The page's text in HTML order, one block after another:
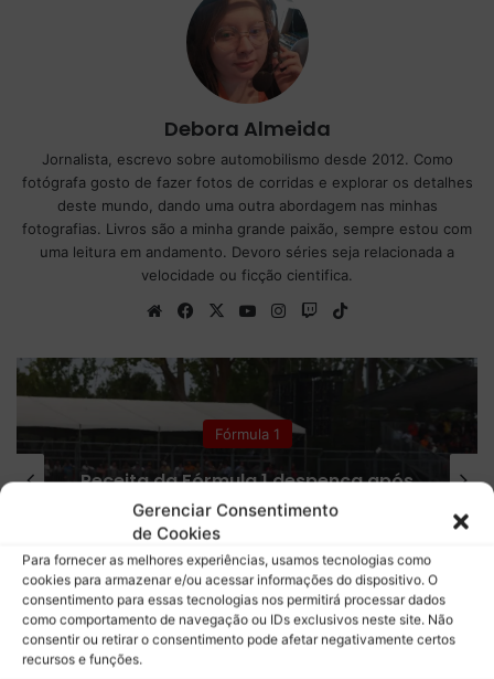
Gerenciar Consentimento
de Cookies
Para fornecer as melhores experiências, usamos tecnologias como
cookies para armazenar e/ou acessar informações do dispositivo. O
consentimento para essas tecnologias nos permitirá processar dados
como comportamento de navegação ou IDs exclusivos neste site. Não
consentir ou retirar o consentimento pode afetar negativamente certos
recursos e funções.
Debora Almeida
Jornalista, escrevo sobre automobilismo desde 2012. Como
fotógrafa gosto de fazer fotos de corridas e explorar os detalhes
deste mundo, dando uma outra abordagem nas minhas
fotografias. Livros são a minha grande paixão, sempre estou com
uma leitura em andamento. Devoro séries seja relacionada a
velocidade ou ficção cientifica.
We
te
Fa
bo
X
Yo
ub
Ins
ra
Tw
h
k
Colunistas
Fórmula 1 confirma plano para
ampliar número de corridas Sprint
em 2027
M
o